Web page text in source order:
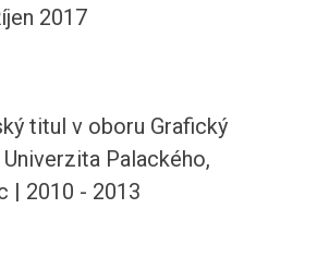
2017
titul v oboru Grafický
Palackého,
| 2010 - 2013